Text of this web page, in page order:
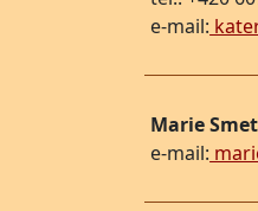
e-mail:
Marie
e-mail: